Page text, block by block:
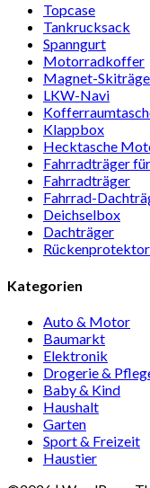
Topcase
Tan­kruck­sack
Spann­gurt
Motor­rad­koffer
Magnet-
LKW-Navi
Klappbox
Heck­ta­sche
Fahr­rad­träger
Fahr­rad­träger
Fahrrad-
Deich­selbox
Dach­träger
Rücken­pro­tektor
Kategorien
Auto & Motor
Baumarkt
Elektronik
Drogerie &
Baby & Kind
Haushalt
Garten
Sport & Freizeit
Haustier